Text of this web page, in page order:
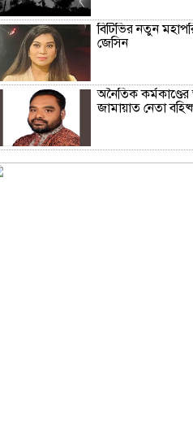
বিটিভির নতুন
জেসিন
অনৈতিক
জামায়াত নেতা
সকালে খালি পেটে